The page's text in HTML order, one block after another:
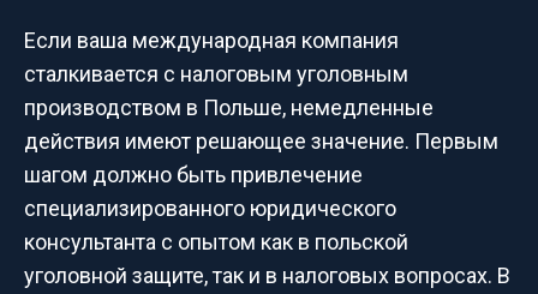
Если ваша международная компания
сталкивается с налоговым уголовным
производством в Польше, немедленные
действия имеют решающее значение. Первым
шагом должно быть привлечение
специализированного юридического
консультанта с опытом как в польской
уголовной защите, так и в налоговых вопросах. В